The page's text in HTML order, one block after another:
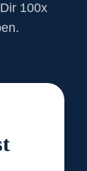
100x